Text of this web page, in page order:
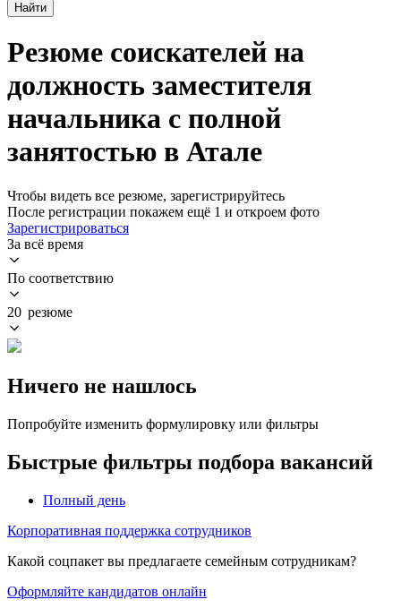
Найти
Резюме соискателей на
должность заместителя
начальника с полной
занятостью в Атале
Чтобы видеть все резюме, зарегистрируйтесь
После регистрации покажем ещё 1 и откроем фото
Зарегистрироваться
За всё время
По соответствию
20 резюме
Ничего не нашлось
Попробуйте изменить формулировку или фильтры
Быстрые фильтры подбора вакансий
Полный день
Корпоративная поддержка сотрудников
Какой соцпакет вы предлагаете семейным сотрудникам?
Оформляйте кандидатов онлайн